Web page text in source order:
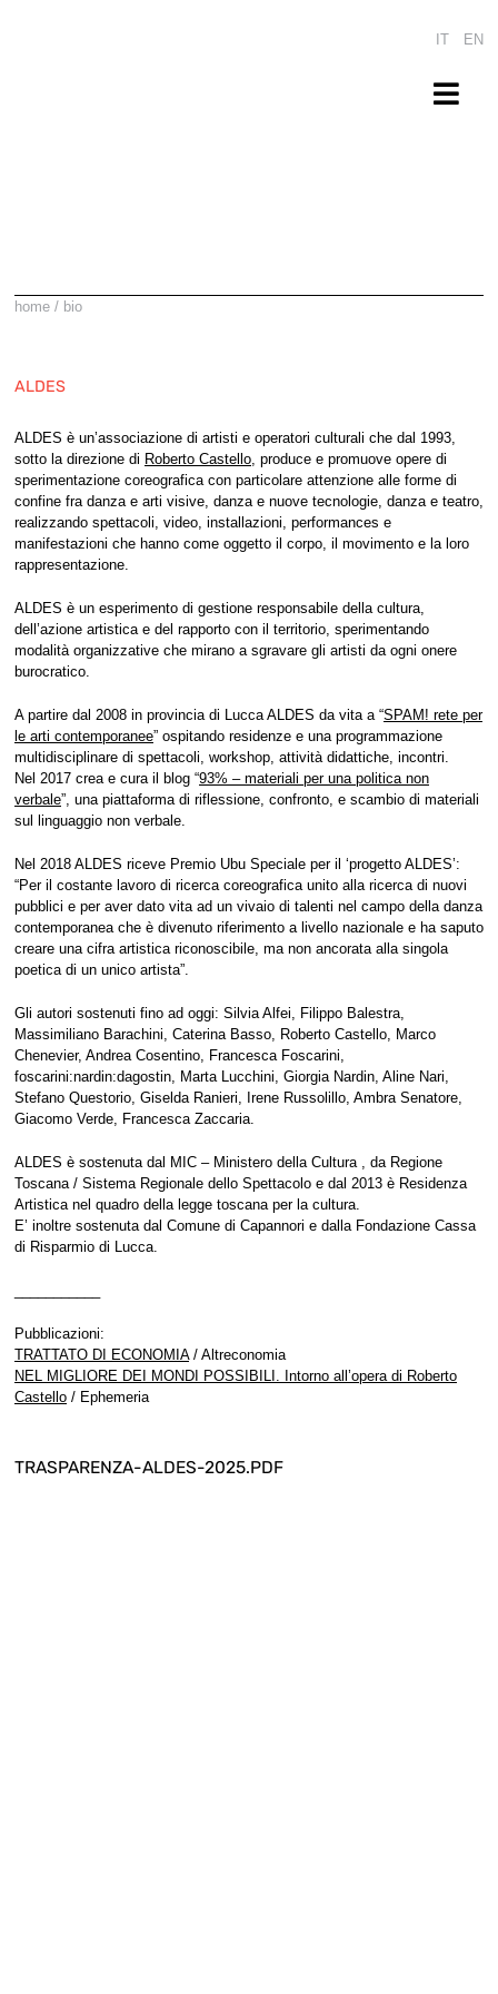
IT EN
shop
contatti
Cerca
home / bio
ALDES
ALDES è un’associazione di artisti e operatori culturali che dal 1993,
sotto la direzione di Roberto Castello, produce e promuove opere di
sperimentazione coreografica con particolare attenzione alle forme di
confine fra danza e arti visive, danza e nuove tecnologie, danza e teatro,
realizzando spettacoli, video, installazioni, performances e
manifestazioni che hanno come oggetto il corpo, il movimento e la loro
rappresentazione.
ALDES è un esperimento di gestione responsabile della cultura,
dell’azione artistica e del rapporto con il territorio, sperimentando
modalità organizzative che mirano a sgravare gli artisti da ogni onere
burocratico.
A partire dal 2008 in provincia di Lucca ALDES da vita a “SPAM! rete per
le arti contemporanee” ospitando residenze e una programmazione
multidisciplinare di spettacoli, workshop, attività didattiche, incontri.
Nel 2017 crea e cura il blog “93% – materiali per una politica non
verbale”, una piattaforma di riflessione, confronto, e scambio di materiali
sul linguaggio non verbale.
Nel 2018 ALDES riceve Premio Ubu Speciale per il ‘progetto ALDES’:
“Per il costante lavoro di ricerca coreografica unito alla ricerca di nuovi
pubblici e per aver dato vita ad un vivaio di talenti nel campo della danza
contemporanea che è divenuto riferimento a livello nazionale e ha saputo
creare una cifra artistica riconoscibile, ma non ancorata alla singola
poetica di un unico artista”.
Gli autori sostenuti fino ad oggi: Silvia Alfei, Filippo Balestra,
Massimiliano Barachini, Caterina Basso, Roberto Castello, Marco
Chenevier, Andrea Cosentino, Francesca Foscarini,
foscarini:nardin:dagostin, Marta Lucchini, Giorgia Nardin, Aline Nari,
Stefano Questorio, Giselda Ranieri, Irene Russolillo, Ambra Senatore,
Giacomo Verde, Francesca Zaccaria.
ALDES è sostenuta dal MIC – Ministero della Cultura , da Regione
Toscana / Sistema Regionale dello Spettacolo e dal 2013 è Residenza
Artistica nel quadro della legge toscana per la cultura.
E’ inoltre sostenuta dal Comune di Capannori e dalla Fondazione Cassa
di Risparmio di Lucca.
Pubblicazioni:
TRATTATO DI ECONOMIA/ Altreconomia
NEL MIGLIORE DEI MONDI POSSIBILI. Intorno all’opera di Roberto
Castello / Ephemeria
TRASPARENZA-ALDES-2025.PDF